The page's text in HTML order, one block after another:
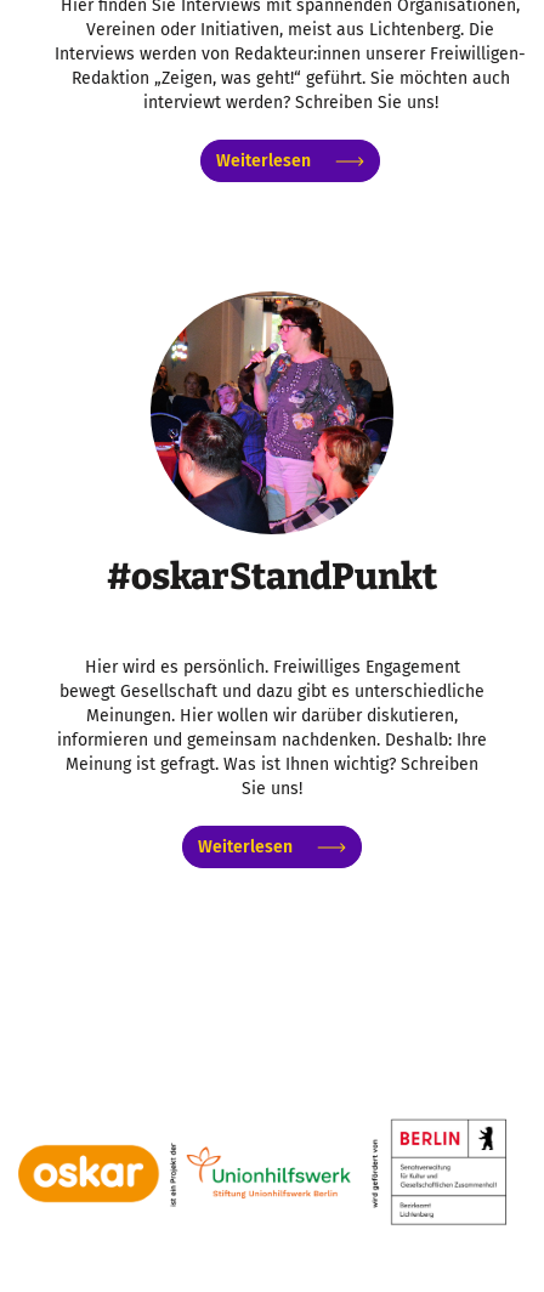
Hier finden Sie Interviews mit spannenden Organisationen,
Vereinen oder Initiativen, meist aus Lichtenberg. Die
Interviews werden von Redakteur:innen unserer Freiwilligen-
Redaktion „Zeigen, was geht!“ geführt. Sie möchten auch
interviewt werden? Schreiben Sie uns!
Weiterlesen
#oskarStandPunkt
Hier wird es persönlich. Freiwilliges Engagement
bewegt Gesellschaft und dazu gibt es unterschiedliche
Meinungen. Hier wollen wir darüber diskutieren,
informieren und gemeinsam nachdenken. Deshalb: Ihre
Meinung ist gefragt. Was ist Ihnen wichtig? Schreiben
Sie uns!
Weiterlesen